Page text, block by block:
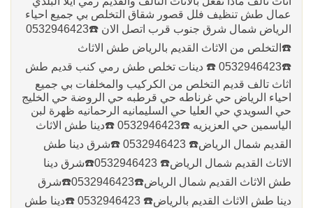
عمال طش تنظيف فلل قصور شقاق التخلص بي جميع احياء
الرياض شمال شرق جنوب قرب اتصل الان ☎️0532946423
☎️‏التخلص من الاثاث القديم بالرياض طش الاثاث
☎️0532946423 ☎️ دينات تخلص طش رمي كنب قديم طش
اثاث تالف قديم التخلص من الكركيب والمخلفات بي جميع
احياء الرياض حي غرناطه حي قرطبه حي الروضة حي الخليج
حي السويدي حي العليا حي السليمانيه الرحمانيه ظهرة لبن
الياسمين حي العزيزيه ☎️0532946423 ☎️دينا طش الاثاث
القديم شمال الرياض☎️ 0532946423 ☎️شرق دينا طش
الاثاث القديم شمال الرياض☎️ 0532946423☎️شرق دينا
طش الاثاث القديم شمال الرياض☎️0532946423☎️شرق
دينا طش الاثاث القديم بالرياض☎️ 0532946423 ☎️دينا طش